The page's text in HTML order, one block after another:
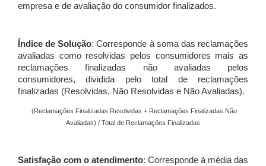
empresa e de avaliação do consumidor finalizados.
Índice de Solução: Corresponde à soma das reclamações
avaliadas como resolvidas pelos consumidores mais as
reclamações finalizadas não avaliadas pelos
consumidores, dividida pelo total de reclamações
finalizadas (Resolvidas, Não Resolvidas e Não Avaliadas).
(Reclamações Finalizadas Resolvidas + Reclamações Finalizadas Não
Avaliadas) / Total de Reclamações Finalizadas
Satisfação com o atendimento: Corresponde à média das